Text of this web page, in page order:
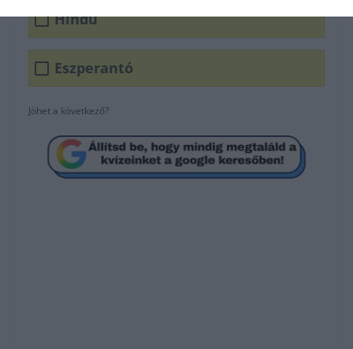
Hindu
Eszperantó
Jöhet a következő?